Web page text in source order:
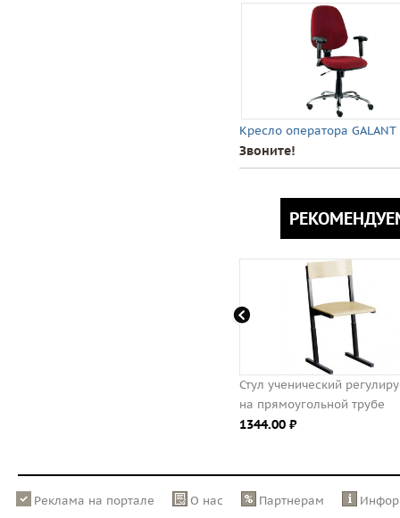
Кресло оператора GALANT
Звоните!
Стул ученический
на прямоугольной трубе
1344.00 ⃏
Реклама на портале О нас Партнерам